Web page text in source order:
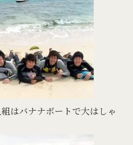
はバナナボートで大はしゃ